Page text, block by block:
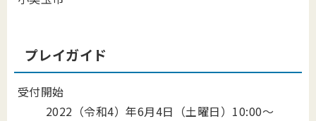
プレイガイド
受付開始
2022（令和4）年6月4日（土曜日）10:00～